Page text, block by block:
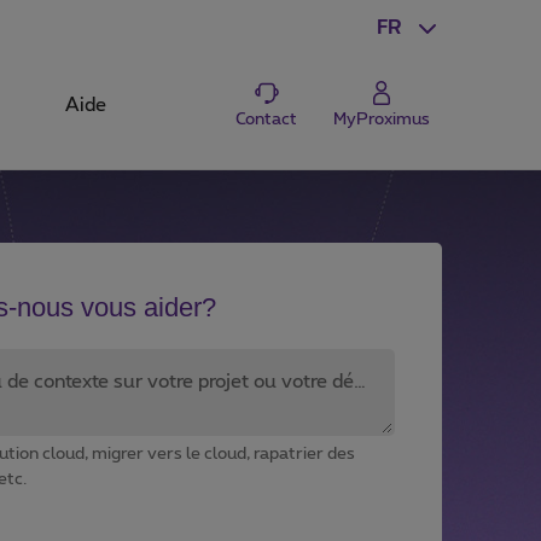
FR
Aide
Contact MyProximus
nous vous aider?
cloud, migrer vers le cloud, rapatrier des